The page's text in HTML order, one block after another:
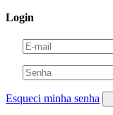
Login
Esqueci minha senha